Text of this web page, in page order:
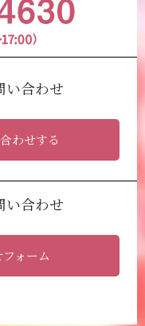
い合わせ
わせする
い合わせ
ォーム